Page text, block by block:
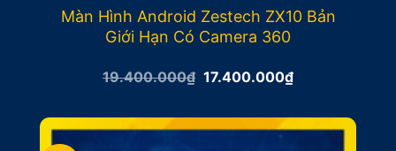
Màn Hình Android Zestech ZX10 Bản
Giới Hạn Có Camera 360
19.400.000₫ Giá
19.400.000₫.
17.400.000₫Giá
hiện
là:
17.400.000₫.